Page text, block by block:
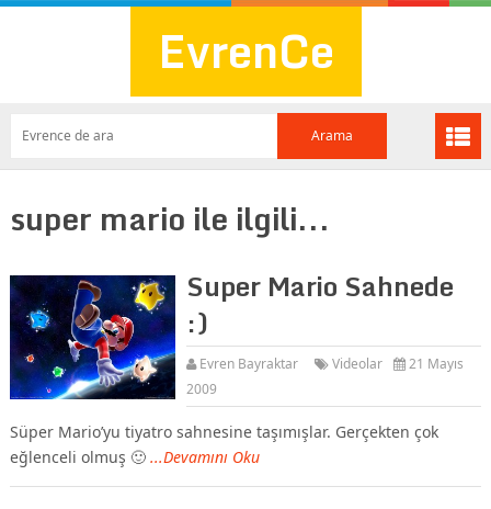
EvrenCe
super mario ile ilgili...
Super Mario Sahnede
:)
Evren Bayraktar Videolar
21 Mayıs
2009
Süper Mario’yu tiyatro sahnesine taşımışlar. Gerçekten çok
eğlenceli olmuş 🙂 ...Devamını Oku